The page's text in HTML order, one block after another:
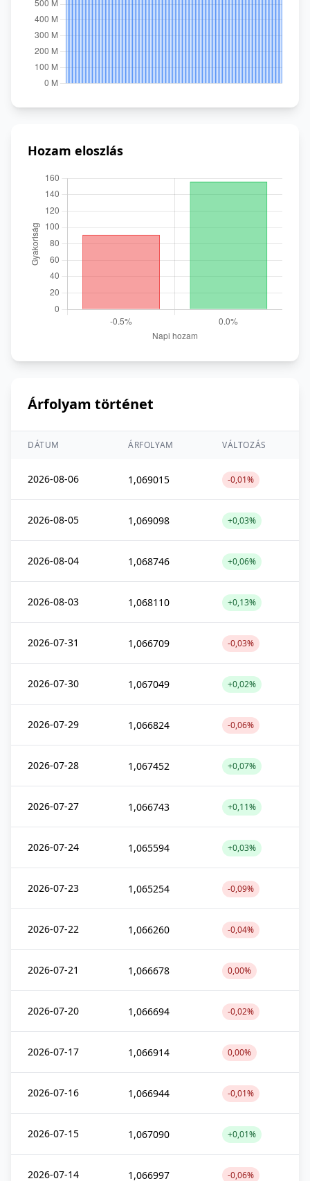
Hozam eloszlás
Árfolyam történet
DÁTUM ÁRFOLYAM VÁLTOZÁS
2026-08-06 1,069015 -0,01%
2026-08-05 1,069098 +0,03%
2026-08-04 1,068746 +0,06%
2026-08-03 1,068110 +0,13%
2026-07-31 1,066709 -0,03%
2026-07-30 1,067049 +0,02%
2026-07-29 1,066824 -0,06%
2026-07-28 1,067452 +0,07%
2026-07-27 1,066743 +0,11%
2026-07-24 1,065594 +0,03%
2026-07-23 1,065254 -0,09%
2026-07-22 1,066260 -0,04%
2026-07-21 1,066678 0,00%
2026-07-20 1,066694 -0,02%
2026-07-17 1,066914 0,00%
2026-07-16 1,066944 -0,01%
2026-07-15 1,067090 +0,01%
2026-07-14 1,066997 -0,06%